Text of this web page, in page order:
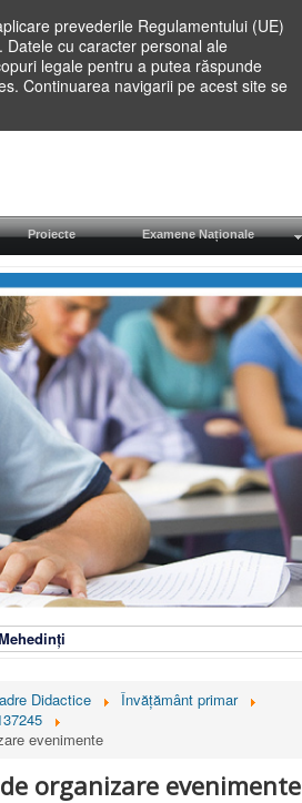
prevederile Regulamentului (UE)
cu caracter personal ale
legale pentru a putea răspunde
Continuarea navigarii pe acest site se
Proiecte Examene Naționale
Didactice
Învățământ primar
evenimente
organizare evenimente